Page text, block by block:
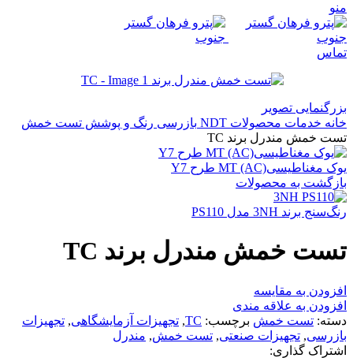
منو
تماس
بزرگنمایی تصویر
خانه خدمات محصولات NDT بازرسی رنگ و پوشش تست خمش
تست خمش مندرل برند TC
یوک مغناطیسیMT (AC) طرح Y7
بازگشت به محصولات
رنگ‌سنج برند 3NH مدل PS110
تست خمش مندرل برند TC
افزودن به مقایسه
افزودن به علاقه مندی
دسته: تست خمش برچسب: TC
, تجهیزات آزمایشگاهی, تجهیزات
بازرسی, تجهیزات صنعتی, تست خمش, مندرل
اشتراک گذاری: